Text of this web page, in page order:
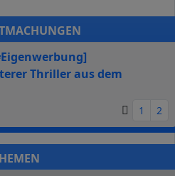
Thriller aus dem
1 2